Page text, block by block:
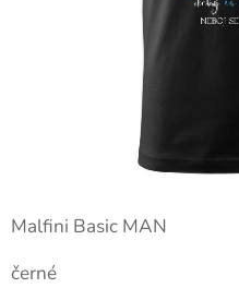
Malfini Basic MAN
černé